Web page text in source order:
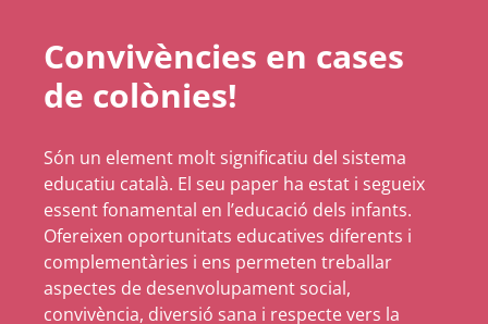
Convivències en cases
de colònies!
Són un element molt significatiu del sistema
educatiu català. El seu paper ha estat i segueix
essent fonamental en l’educació dels infants.
Ofereixen oportunitats educatives diferents i
complementàries i ens permeten treballar
aspectes de desenvolupament social,
convivència, diversió sana i respecte vers la